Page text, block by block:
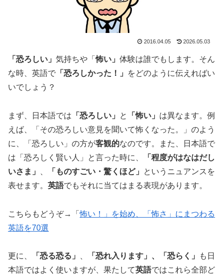
2016.04.05 2026.05.03
「恐ろしい」 気持ちや「怖い」 体験は誰でもします。そん
な時、英語で 「恐ろしかった！」
をどのように伝えればい
いでしょう？
まず、日本語では 「恐ろしい」 と 「怖い」 は異なます。例
えば、「その恐ろしい意見を聞いて怖くなった。」のよう
に、「恐ろしい」の方が客観的なのです。また、日本語で
は「恐ろしく賢い人」と言った時に、
「程度がはなはだし
いさま」
「ものすごい・驚くほど」
というニュアンスを
表せます。 英語でもそれに当てはまる表現があります。
こちらもどうぞ→「怖い！」を始め、「怖さ」にまつわる
英語を70選
更に、 「恐る恐る」 「恐れ入ります」、「恐らく」
も日
本語ではよく使いますが、果たして英語ではこれら全部ど